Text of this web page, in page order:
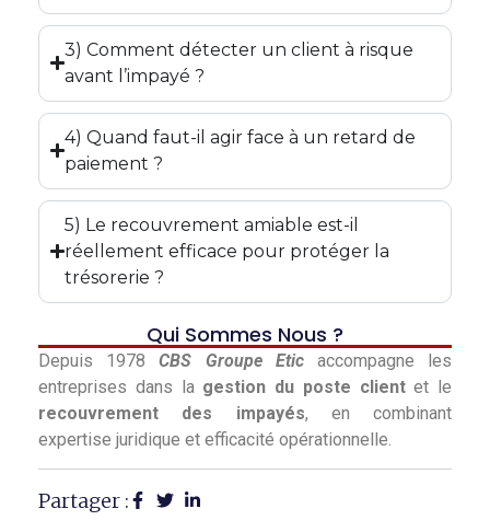
3) Comment détecter un client à risque
avant l’impayé ?
4) Quand faut-il agir face à un retard de
paiement ?
5) Le recouvrement amiable est-il
réellement efficace pour protéger la
trésorerie ?
Qui Sommes Nous ?
Depuis 1978CBS Groupe Eticaccompagne les
entreprises dans la gestion du poste clientet le
recouvrement des impayés, en combinant
expertise juridique et efficacité opérationnelle.
Partager :